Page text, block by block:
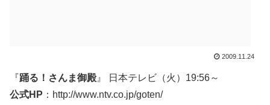
2009.11.24
『踊る！さんま御殿』 日本テレビ（火）19:56～
公式HP ：http://www.ntv.co.jp/goten/